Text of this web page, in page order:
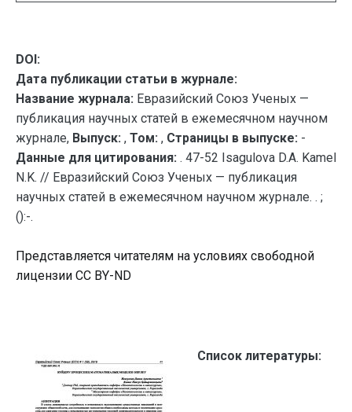
DOI:
Дата публикации статьи в журнале:
Название журнала: Евразийский Союз Ученых —
публикация научных статей в ежемесячном научном
журнале, Выпуск: , Том: , Страницы в выпуске: -
Данные для цитирования: . 47-52 Isagulova D.A. Kamel
N.K. // Евразийский Союз Ученых — публикация
научных статей в ежемесячном научном журнале. . ;
():-.
Представляется читателям на условиях свободной
лицензии CC BY-ND
Список литературы: